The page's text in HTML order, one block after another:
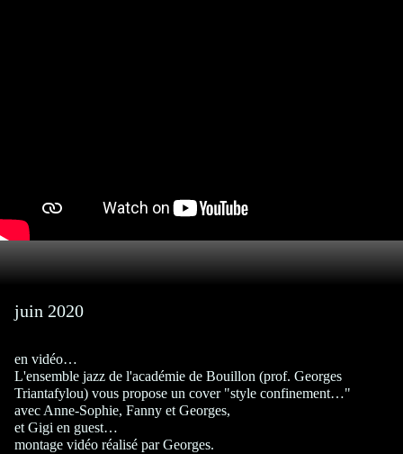
juin 2020
en vidéo…
L'ensemble jazz de l'académie de Bouillon (prof. Georges
Triantafylou) vous propose un cover "style confinement…"
avec Anne-Sophie, Fanny et Georges,
et Gigi en guest…
montage vidéo réalisé par Georges.